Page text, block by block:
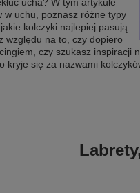
ucha? W tym artykule
w uchu, poznasz różne typy
kolczyki najlepiej pasują
względu na to, czy dopiero
czy szukasz inspiracji
kryje się za nazwami